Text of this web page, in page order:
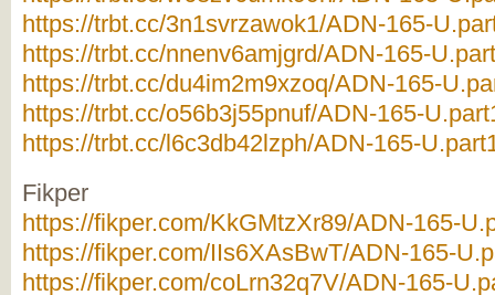
https://trbt.cc/3n1svrzawok1/ADN-165-
https://trbt.cc/nnenv6amjgrd/ADN-165-
https://trbt.cc/du4im2m9xzoq/ADN-165-
https://trbt.cc/o56b3j55pnuf/ADN-165-
https://trbt.cc/l6c3db42lzph/ADN-165-
Fikper
https://fikper.com/KkGMtzXr89/ADN-165-
https://fikper.com/IIs6XAsBwT/ADN-165-
https://fikper.com/coLrn32q7V/ADN-165-